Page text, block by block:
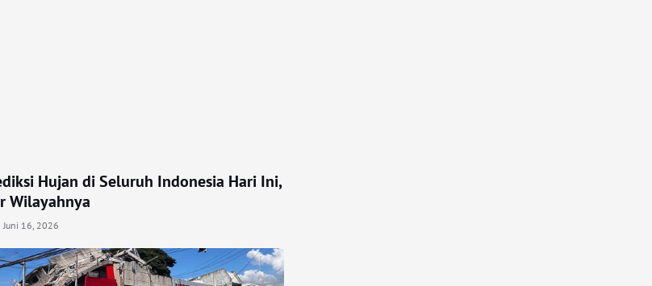
Hujan di Seluruh Indonesia Hari Ini,
Wilayahnya
Juni 16, 2026